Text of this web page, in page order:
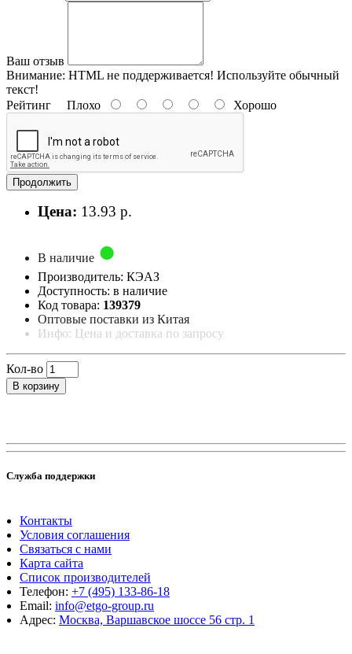
Ваш отзыв
Внимание: HTML не поддерживается! Используйте обычный
текст!
Рейтинг Плохо Хорошо
Продолжить
Цена: 13.93 р.
В наличие
Производитель: КЭАЗ
Доступность: в наличие
Код товара: 139379
Оптовые поставки из Китая
Инфо: Цена и доставка по запросу
Кол-во
В корзину
Служба поддержки
Контакты
Условия соглашения
Связаться с нами
Карта сайта
Список производителей
Телефон: +7 (495) 133-86-18
Email: info@etgo-group.ru
Адрес: Москва, Варшавское шоссе 56 стр. 1